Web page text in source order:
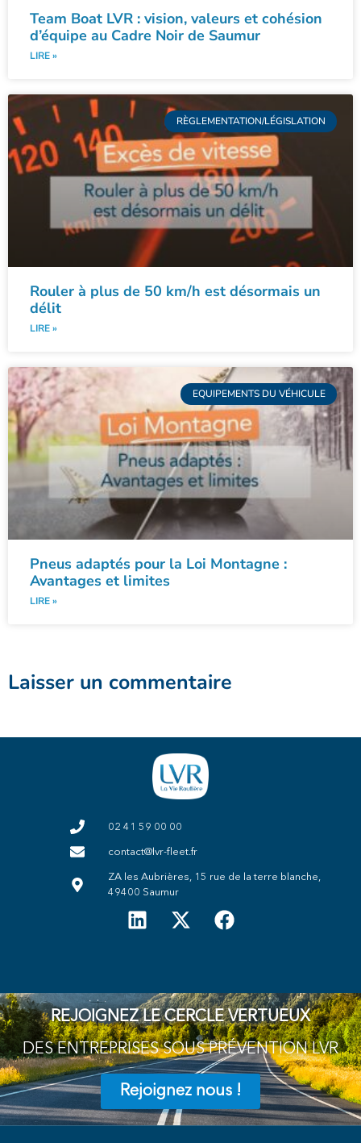
Team Boat LVR : vision, valeurs et cohésion
d’équipe au Cadre Noir de Saumur
LIRE »
RÈGLEMENTATION/LÉGISLATION
Rouler à plus de 50 km/h est désormais un
délit
LIRE »
EQUIPEMENTS DU VÉHICULE
Pneus adaptés pour la Loi Montagne :
Avantages et limites
LIRE »
Laisser un commentaire
02 41 59 00 00
contact@lvr-fleet.fr
ZA les Aubrières, 15 rue de la terre blanche,
49400 Saumur
REJOIGNEZ LE CERCLE VERTUEUX
DES ENTREPRISES SOUS PRÉVENTION LVR
Rejoignez nous !